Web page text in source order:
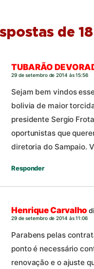
de 18
TUBARÃO
29 de setembro de 2014 às 15:56
Sejam bem vindos
bolivia de maior
presidente Sergio
oportunistas que
diretoria do Sampaio.
Responder
Henrique Carvalho
29 de setembro de 2014 às 11:06
Parabens pelas
ponto é necessário
renovação e o ajuste